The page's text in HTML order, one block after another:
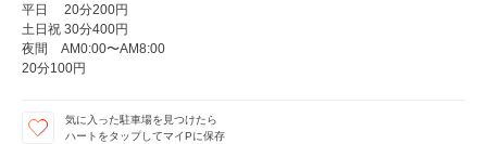
平日 20分200円
土日祝 30分400円
夜間 AM0:00〜AM8:00
20分100円
気に入った駐車場を見つけたら
ハートをタップしてマイPに保存